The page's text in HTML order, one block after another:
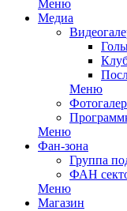
Меню
Медиа
Меню
Меню
Фан-зона
Группа
ФАН
Меню
Магазин